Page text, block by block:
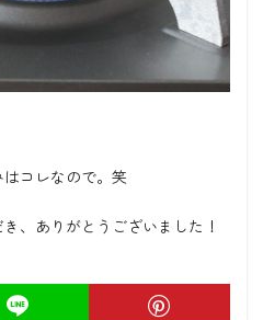
コレなので。笑
、ありがとうございました！